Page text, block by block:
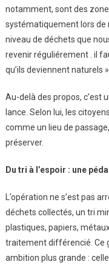
notamment, sont des
systématiquement lors de
niveau de déchets que
revenir réguliérement . il
qu’ils deviennent naturels ».
Au-delà des propos, c’est
lance. Selon lui, les
comme un lieu de
préserver.
Du tri à l’espoir : une
L’opération ne s’est pas
déchets collectés, un tri
plastiques, papiers,
traitement différencié. Ce
ambition plus grande :